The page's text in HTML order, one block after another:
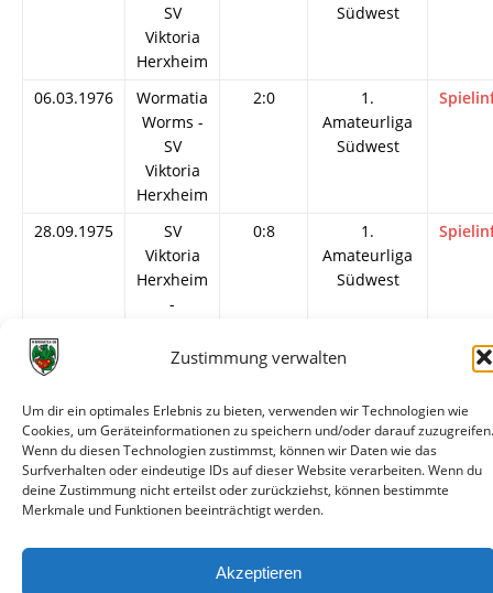
Zustimmung verwalten
Um dir ein optimales Erlebnis zu bieten, verwenden wir Technologien wie
Cookies, um Geräteinformationen zu speichern und/oder darauf zuzugreifen.
Wenn du diesen Technologien zustimmst, können wir Daten wie das
Surfverhalten oder eindeutige IDs auf dieser Website verarbeiten. Wenn du
deine Zustimmung nicht erteilst oder zurückziehst, können bestimmte
Merkmale und Funktionen beeinträchtigt werden.
Akzeptieren
SV
Viktoria
Herxheim
Südwest
06.03.1976
Wormatia
Worms -
SV
Viktoria
Herxheim
2:0
1.
Amateurliga
Südwest
28.09.1975
SV
Viktoria
Herxheim
-
Worms
0:8
1.
Amateurliga
Südwest
© VfR Wormatia Worms